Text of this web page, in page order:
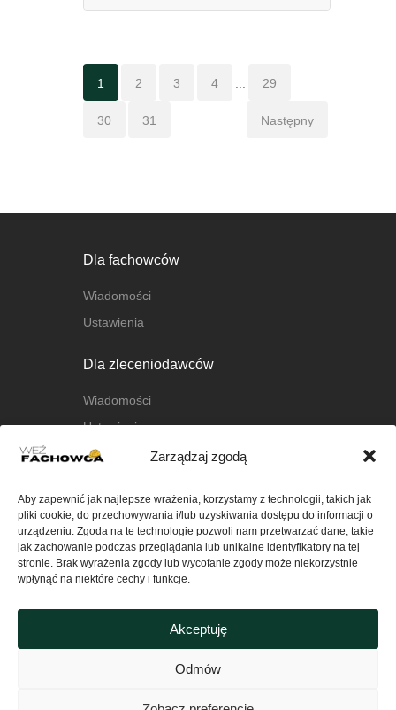
Zarządzaj zgodą
Aby zapewnić jak najlepsze wrażenia, korzystamy z technologii, takich jak
pliki cookie, do przechowywania i/lub uzyskiwania dostępu do informacji o
urządzeniu. Zgoda na te technologie pozwoli nam przetwarzać dane, takie
jak zachowanie podczas przeglądania lub unikalne identyfikatory na tej
stronie. Brak wyrażenia zgody lub wycofanie zgody może niekorzystnie
wpłynąć na niektóre cechy i funkcje.
Akceptuję
Odmów
1 2 3 4 29
30 31 Następny
Dla fachowców
Wiadomości
Ustawienia
Dla zleceniodawców
Wiadomości
Ustawienia
O platformie
FAQ
Kontakt
Polityka Prywatności serwisu